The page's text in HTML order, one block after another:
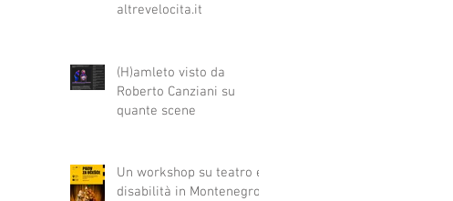
altrevelocita.it
(H)amleto visto da
Roberto Canziani su
quante scene
Un workshop su teatro e
disabilità in Montenegro